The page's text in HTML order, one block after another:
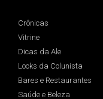
Crônicas
Vitrine
Dicas da Ale
Looks da Colunista
Bares e Restaurantes
Saúde e Beleza